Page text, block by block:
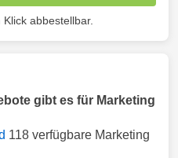
abbestellbar.
gibt es für Marketing
118 verfügbare Marketing